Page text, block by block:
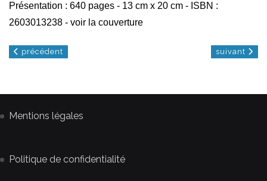
Présentation : 640 pages - 13 cm x 20 cm - ISBN :
2603013238 - voir la couverture
article précédent : les orchidées sauvages de france
précédent article
suivant
Mentions légales
Politique de confidentialité